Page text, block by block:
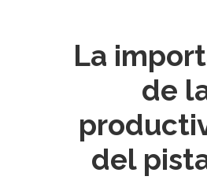
La
de
del